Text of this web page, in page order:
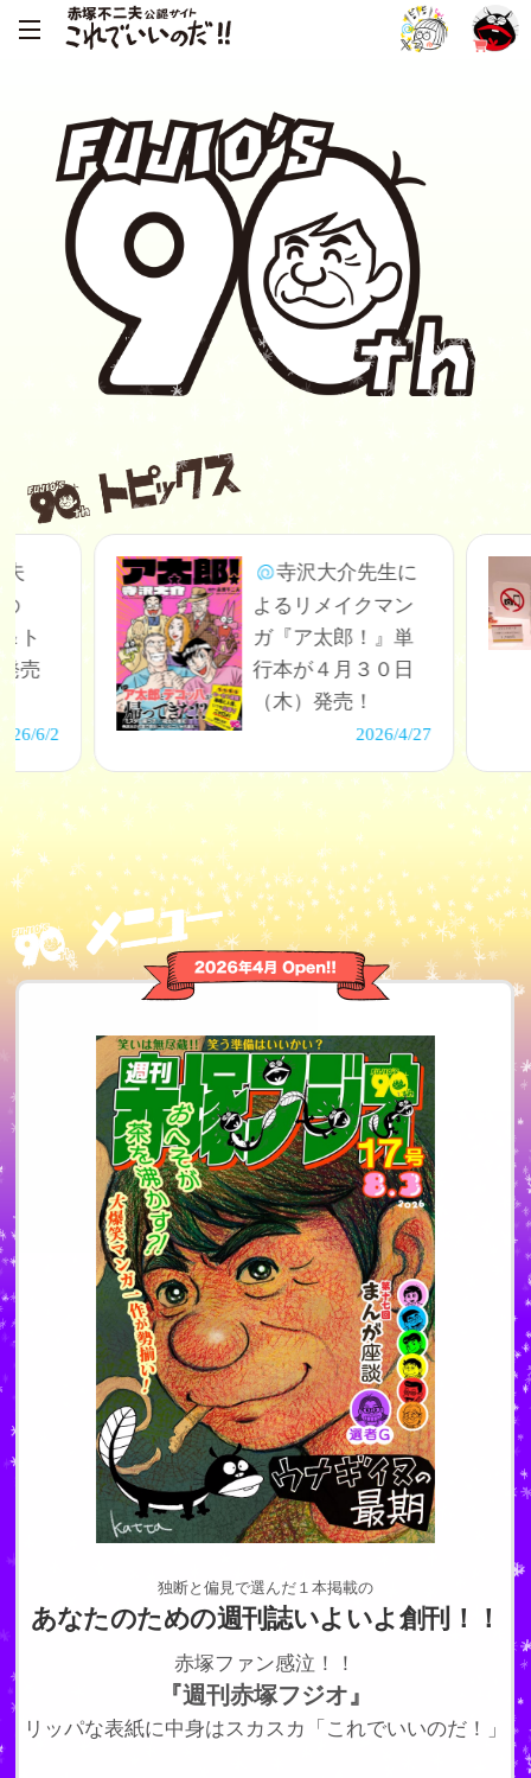
に
ン
単
日
4/27
「ギャグマンガ
の王様誕生 赤塚
不二夫展」オリジ
ナル商品が多数登
場！
2026/4/6
独断と偏見で選んだ１本掲載の
あなたのための週刊誌いよいよ創刊！！
赤塚ファン感泣！！
『週刊赤塚フジオ』
リッパな表紙に中身はスカスカ「これでいいのだ！」